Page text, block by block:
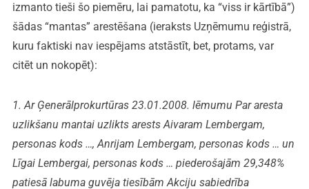
izmanto tieši šo piemēru, lai pamatotu, ka “viss ir kārtībā”)
šādas “mantas” arestēšana (ieraksts Uzņēmumu reģistrā,
kuru faktiski nav iespējams atstāstīt, bet, protams, var
citēt un nokopēt):
1. Ar Ģenerālprokurtūras 23.01.2008. lēmumu Par aresta
uzlikšanu mantai uzlikts arests Aivaram Lembergam,
personas kods …, Anrijam Lembergam, personas kods … un
Līgai Lembergai, personas kods … piederošajām 29,348%
patiesā labuma guvēja tiesībām Akciju sabiedrība